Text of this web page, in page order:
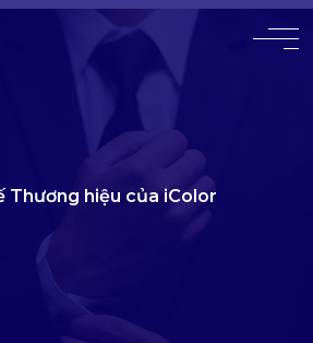
Thương hiệu của iColor
tưởng sử dụng dịch vụ